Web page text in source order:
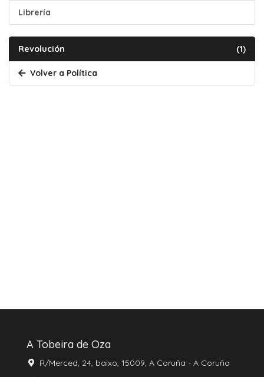
Librería
Revolución (1)
Volver a Política
A Tobeira de Oza
R/Merced, 24, baixo, 15009, A Coruña - A Coruña